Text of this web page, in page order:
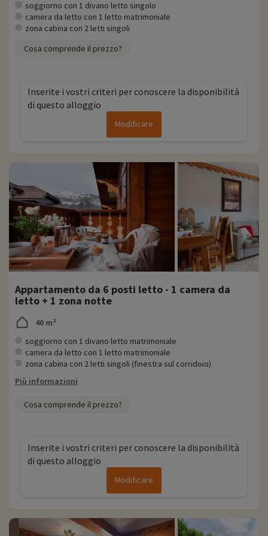
Focus sul resort
' Villaggio turistico arroccato nel cuore dell'Alta Savoia
neve, pista di pattinaggio, bowling...
- Area sciistica di Les Carroz
' Possibilità di entrare nel comprensorio sciistico del Grand Massif
- Area sciistica Le Grand Massif
' Comprende le località di Flaine, Samoëns, Les Carroz, Morillon e Sixt
Fer à Cheval
' 145 piste, 265 km di percorsi ' Zone avanzate e intermedie
' Una delle più grandi aree per principianti in Francia
Per saperne di più
- Animali domestici ammessi, a pagamento
- Persone a mobilità ridotta, devono essere accompagnate
- Residence gestito dal gruppo Pierre & Vacances
soggiorno con 1 divano letto singolo
camera da letto con 1 letto matrimoniale
zona cabina con 2 letti singoli
Cosa comprende il prezzo?
Inserite i vostri criteri per conoscere la disponibilità
di questo alloggio
Modificare
Appartamento da 6 posti letto - 1 camera da
letto + 1 zona notte
40 m²
soggiorno con 1 divano letto matrimoniale
camera da letto con 1 letto matrimoniale
zona cabina con 2 letti singoli (finestra sul corridoio)
Più informazioni
Cosa comprende il prezzo?
Inserite i vostri criteri per conoscere la disponibilità
di questo alloggio
Modificare